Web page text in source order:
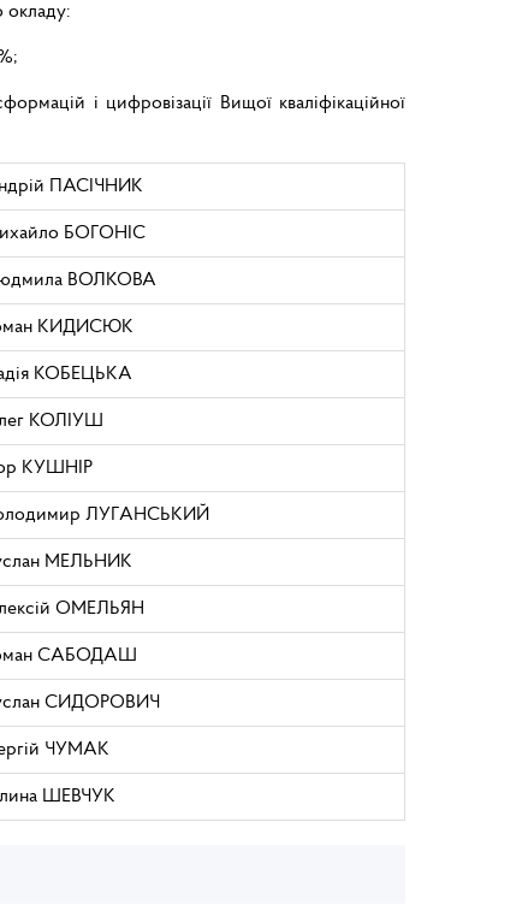
окладу:
і цифровізації Вищої кваліфікаційної
ПАСІЧНИК
БОГОНІС
ВОЛКОВА
КИДИСЮК
КОБЕЦЬКА
КОЛІУШ
КУШНІР
ЛУГАНСЬКИЙ
МЕЛЬНИК
ОМЕЛЬЯН
САБОДАШ
СИДОРОВИЧ
ЧУМАК
ШЕВЧУК